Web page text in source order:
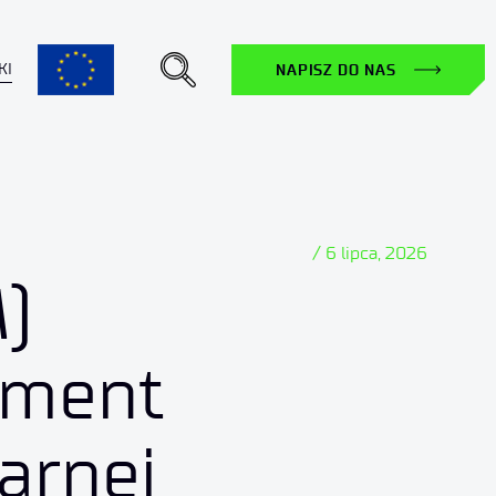
NAPISZ DO NAS
/ 6 lipca, 2026